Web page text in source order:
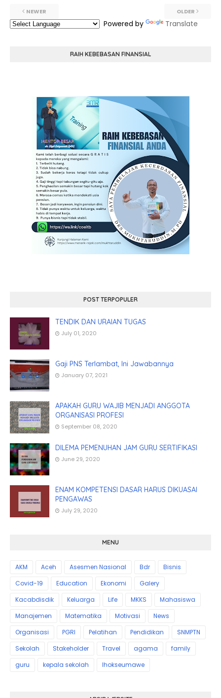
NEWER OLDER
Powered by Translate
RAIH KEBEBASAN FINANSIAL
POST TERPOPULER
TENDIK DAN URAIAN TUGAS
July 01, 2020
Gaji PNS Terlambat, Ini Jawabannya
January 07, 2021
APAKAH GURU WAJIB MENJADI ANGGOTA
ORGANISASI PROFESI
September 08, 2020
DILEMA PEMENUHAN JAM GURU SERTIFIKASI
June 29, 2020
ENAM KOMPETENSI DASAR HARUS DIKUASAI
PENGAWAS
July 29, 2020
MENU
AKM Aceh Asesmen Nasional Bdr
Bisnis
Covid-19
Education Ekonomi
Galery
Kacabdisdik
Keluarga Life MKKS
Mahasiswa
Manajemen
Matematika Motivasi
News
Organisasi
PGRI Pelatihan Pendidikan
SNMPTN
Sekolah
Stakeholder Travel agama
family
guru
kepala sekolah lhokseumawe